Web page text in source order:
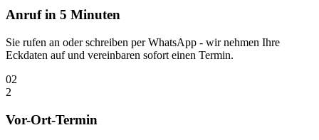
Anruf in 5 Minuten
Sie rufen an oder schreiben per WhatsApp - wir nehmen Ihre
Eckdaten auf und vereinbaren sofort einen Termin.
02
2
Vor-Ort-Termin